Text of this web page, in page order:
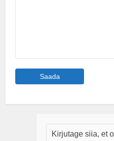
Veuillez laisser ce champ vide.